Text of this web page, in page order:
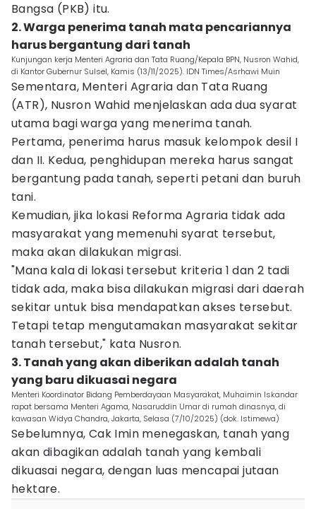
Bangsa (PKB) itu.
2. Warga penerima tanah mata pencariannya
harus bergantung dari tanah
Kunjungan kerja Menteri Agraria dan Tata Ruang/Kepala BPN, Nusron Wahid,
di Kantor Gubernur Sulsel, Kamis (13/11/2025). IDN Times/Asrhawi Muin
Sementara, Menteri Agraria dan Tata Ruang
(ATR), Nusron Wahid menjelaskan ada dua syarat
utama bagi warga yang menerima tanah.
Pertama, penerima harus masuk kelompok desil I
dan II. Kedua, penghidupan mereka harus sangat
bergantung pada tanah, seperti petani dan buruh
tani.
Kemudian, jika lokasi Reforma Agraria tidak ada
masyarakat yang memenuhi syarat tersebut,
maka akan dilakukan migrasi.
"Mana kala di lokasi tersebut kriteria 1 dan 2 tadi
tidak ada, maka bisa dilakukan migrasi dari daerah
sekitar untuk bisa mendapatkan akses tersebut.
Tetapi tetap mengutamakan masyarakat sekitar
tanah tersebut," kata Nusron.
3. Tanah yang akan diberikan adalah tanah
yang baru dikuasai negara
Menteri Koordinator Bidang Pemberdayaan Masyarakat, Muhaimin Iskandar
rapat bersama Menteri Agama, Nasaruddin Umar di rumah dinasnya, di
kawasan Widya Chandra, Jakarta, Selasa (7/10/2025) (dok. Istimewa)
Sebelumnya, Cak Imin menegaskan, tanah yang
akan dibagikan adalah tanah yang kembali
dikuasai negara, dengan luas mencapai jutaan
hektare.